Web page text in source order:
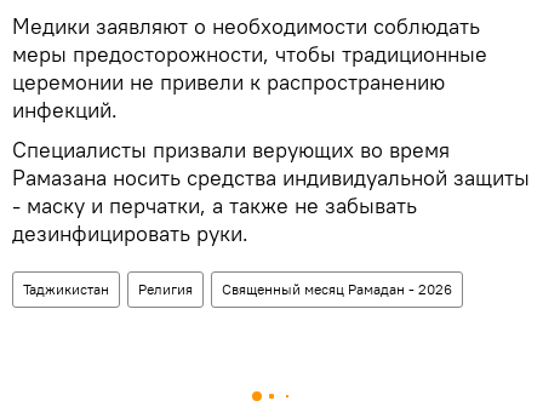
Медики заявляют о необходимости соблюдать
меры предосторожности, чтобы традиционные
церемонии не привели к распространению
инфекций.
Специалисты призвали верующих во время
Рамазана носить средства индивидуальной защиты
- маску и перчатки, а также не забывать
дезинфицировать руки.
Таджикистан Религия Священный месяц Рамадан - 2026